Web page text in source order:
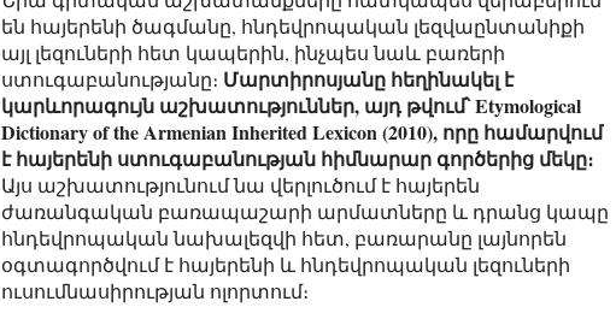
են հայերենի ծագմանը, հնդեվրոպական լեզվաընտանիքի
այլ լեզուների հետ կապերին, ինչպես նաև բառերի
ստուգաբանությանը։ Մարտիրոսյանը հեղինակել է
կարևորագույն աշխատություններ, այդ թվում՝ Etymological
Dictionary of the Armenian Inherited Lexicon (2010), որը համարվում
է հայերենի ստուգաբանության հիմնարար գործերից մեկը։
Այս աշխատությունում նա վերլուծում է հայերեն
ժառանգական բառապաշարի արմատները և դրանց կապը
հնդեվրոպական նախալեզվի հետ, բառարանը լայնորեն
օգտագործվում է հայերենի և հնդեվրոպական լեզուների
ուսումնասիրության ոլորտում։